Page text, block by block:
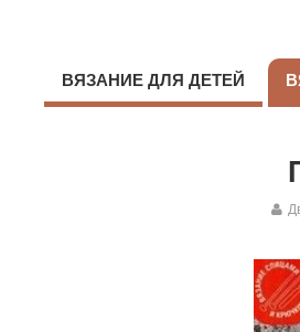
ВЯЗАНИЕ ДЛЯ ДЕТЕЙ